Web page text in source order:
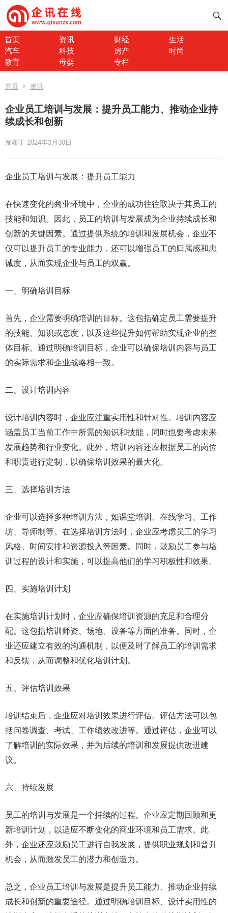
首页 资讯 财经
生活
汽车
科技 房产
时尚
教育
母婴 专栏
首页 资讯
企业员工培训与发展：提升员工能力、推动企业持
续成长和创新
发布于 2024年3月30日
企业员工培训与发展：提升员工能力
在快速变化的商业环境中，企业的成功往往取决于其员工的
技能和知识。因此，员工的培训与发展成为企业持续成长和
创新的关键因素。通过提供系统的培训和发展机会，企业不
仅可以提升员工的专业能力，还可以增强员工的归属感和忠
诚度，从而实现企业与员工的双赢。
一、明确培训目标
首先，企业需要明确培训的目标。这包括确定员工需要提升
的技能、知识或态度，以及这些提升如何帮助实现企业的整
体目标。通过明确培训目标，企业可以确保培训内容与员工
的实际需求和企业战略相一致。
二、设计培训内容
设计培训内容时，企业应注重实用性和针对性。培训内容应
涵盖员工当前工作中所需的知识和技能，同时也要考虑未来
发展趋势和行业变化。此外，培训内容还应根据员工的岗位
和职责进行定制，以确保培训效果的最大化。
三、选择培训方法
企业可以选择多种培训方法，如课堂培训、在线学习、工作
坊、导师制等。在选择培训方法时，企业应考虑员工的学习
风格、时间安排和资源投入等因素。同时，鼓励员工参与培
训过程的设计和实施，可以提高他们的学习积极性和效果。
四、实施培训计划
在实施培训计划时，企业应确保培训资源的充足和合理分
配。这包括培训师资、场地、设备等方面的准备。同时，企
业还应建立有效的沟通机制，以便及时了解员工的培训需求
和反馈，从而调整和优化培训计划。
五、评估培训效果
培训结束后，企业应对培训效果进行评估。评估方法可以包
括问卷调查、考试、工作绩效改进等。通过评估，企业可以
了解培训的实际效果，并为后续的培训和发展提供改进建
议。
六、持续发展
员工的培训与发展是一个持续的过程。企业应定期回顾和更
新培训计划，以适应不断变化的商业环境和员工需求。此
外，企业还应鼓励员工进行自我发展，提供职业规划和晋升
机会，从而激发员工的潜力和创造力。
总之，企业员工培训与发展是提升员工能力、推动企业持续
成长和创新的重要途径。通过明确培训目标、设计实用性的